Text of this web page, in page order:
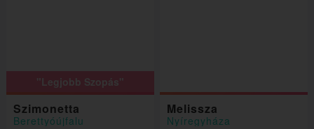
"Legjobb Szopás"
Szimonetta
Berettyóújfalu
Melissza
Nyíregyháza